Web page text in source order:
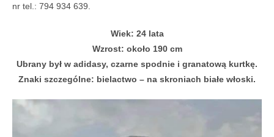
nr tel.: 794 934 639.
Wiek: 24 lata
Wzrost: około 190 cm
Ubrany był w adidasy, czarne spodnie i granatową kurtkę.
Znaki szczególne: bielactwo – na skroniach białe włoski.